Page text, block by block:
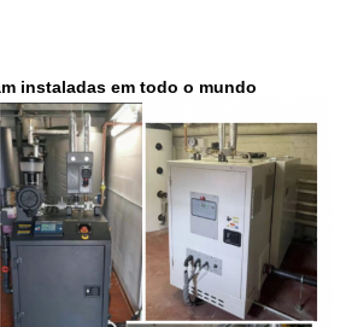
instaladas em todo o mundo